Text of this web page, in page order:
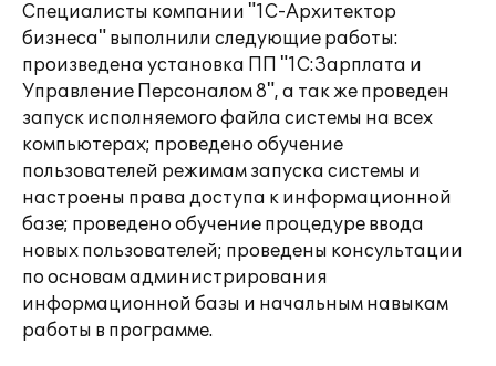
Специалисты компании "1С-Архитектор
бизнеса" выполнили следующие работы:
произведена установка ПП "1С:Зарплата и
Управление Персоналом 8", а так же проведен
запуск исполняемого файла системы на всех
компьютерах; проведено обучение
пользователей режимам запуска системы и
настроены права доступа к информационной
базе; проведено обучение процедуре ввода
новых пользователей; проведены консультации
по основам администрирования
информационной базы и начальным навыкам
работы в программе.